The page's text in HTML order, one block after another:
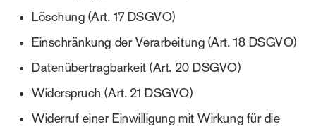
Löschung (Art. 17 DSGVO)
Einschränkung der Verarbeitung (Art. 18 DSGVO)
Datenübertragbarkeit (Art. 20 DSGVO)
Widerspruch (Art. 21 DSGVO)
Widerruf einer Einwilligung mit Wirkung für die